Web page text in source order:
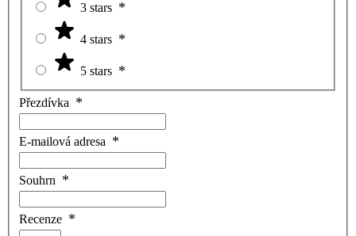
3 stars
4 stars
5 stars
Přezdívka
E-mailová adresa
Souhrn
Recenze